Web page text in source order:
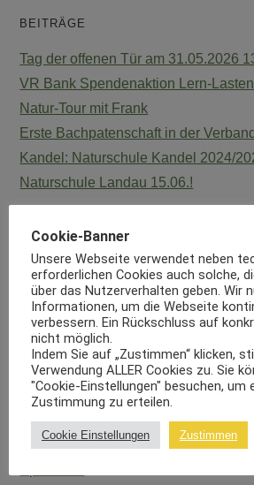
BEITRÄGE
Tag der offenen Tür am 31.05.2026
VR Bank Spendenaktion Lern-
Natur-Tour mit Frank
Erste Bachpatenschaft in der
Kandel: Naturschule Kandel 2024/
Naturschule Landau 15.06.!
ARCHIVE
Januar 2026
Dezember 2025
Oktober 2025
September 2025
Juni 2025
Februar 2025
Januar 2025
Juni 2024
Cookie-Banner
Unsere Webseite verwendet neben
erforderlichen Cookies auch solche,
über das Nutzerverhalten geben. Wir
Informationen, um die Webseite
verbessern. Ein Rückschluss auf
nicht möglich.
Indem Sie auf „Zustimmen“ klicken,
Verwendung ALLER Cookies zu. Sie
"Cookie-Einstellungen" besuchen, um
Zustimmung zu erteilen.
Cookie Einstellungen Zustimmen